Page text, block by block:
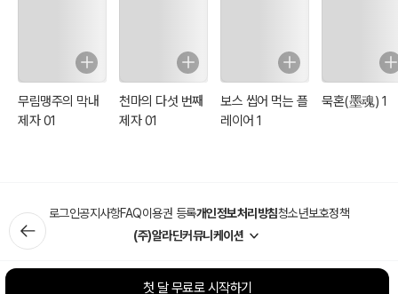
무림맹주의 막내
제자 01
천마의 다섯 번째
제자 01
보스 씹어 먹는 플
레이어 1
묵혼(墨魂) 1
로그인공지사항FAQ이용권 등록개인정보처리방침청소년보호정책
(주)알라딘커뮤니케이션
첫 달 무료로 시작하기